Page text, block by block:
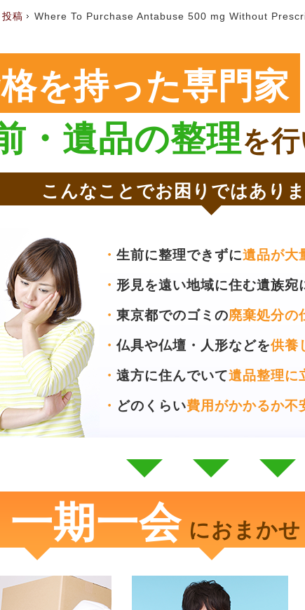
投稿
Where To Purchase Antabuse 500 mg Without
を持った専門家
・遺品の整理を行
こんなことでお困りではあり
・ 生前に整理できずに遺品が大
・ 形見を遠い地域に住む遺族宛
・ 東京都でのゴミの廃棄処分の
・仏具や仏壇・人形などを供養
・ 遠方に住んでいて遺品整理に
・ どのくらい費用がかかるか不
一期一会 におまかせ